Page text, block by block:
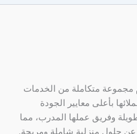
مجموعة متكاملة من الخدمات
بأعلى معايير الجودة
وفريق عملها المدرب، مما
عن حلول منزلية شاملة ومريحة.